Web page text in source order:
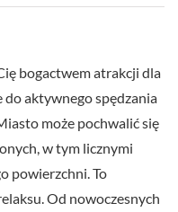
bogactwem atrakcji dla
do aktywnego spędzania
może pochwalić się
w tym licznymi
powierzchni. To
Od nowoczesnych